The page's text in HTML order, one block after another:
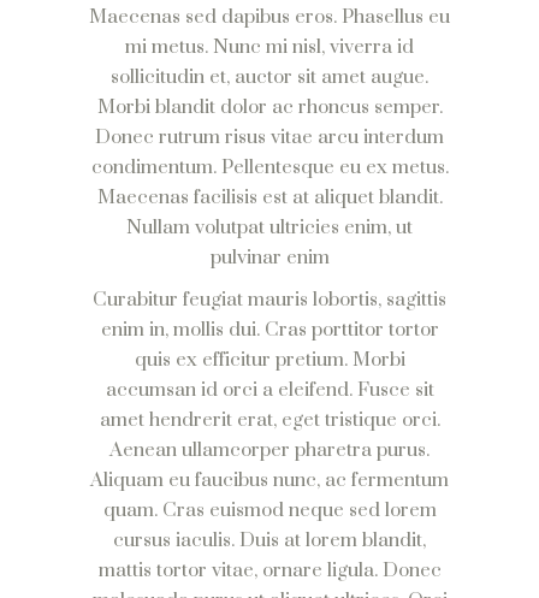
Maecenas sed dapibus eros. Phasellus eu
mi metus. Nunc mi nisl, viverra id
sollicitudin et, auctor sit amet augue.
Morbi blandit dolor ac rhoncus semper.
Donec rutrum risus vitae arcu interdum
condimentum. Pellentesque eu ex metus.
Maecenas facilisis est at aliquet blandit.
Nullam volutpat ultricies enim, ut
pulvinar enim
Curabitur feugiat mauris lobortis, sagittis
enim in, mollis dui. Cras porttitor tortor
quis ex efficitur pretium. Morbi
accumsan id orci a eleifend. Fusce sit
amet hendrerit erat, eget tristique orci.
Aenean ullamcorper pharetra purus.
Aliquam eu faucibus nunc, ac fermentum
quam. Cras euismod neque sed lorem
cursus iaculis. Duis at lorem blandit,
mattis tortor vitae, ornare ligula. Donec